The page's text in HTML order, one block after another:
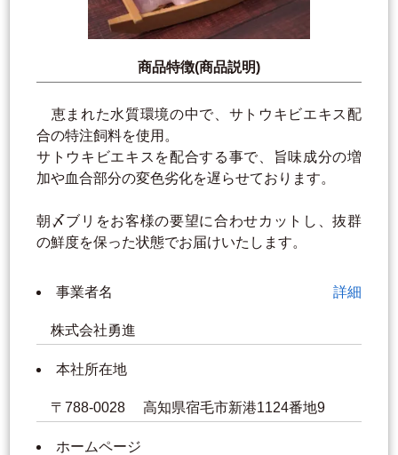
商品特徴(商品説明)
恵まれた水質環境の中で、サトウキビエキス配
合の特注飼料を使用。
サトウキビエキスを配合する事で、旨味成分の増
加や血合部分の変色劣化を遅らせております。
朝〆ブリをお客様の要望に合わせカットし、抜群
の鮮度を保った状態でお届けいたします。
事業者名 詳細
株式会社勇進
本社所在地
〒788-0028 高知県宿毛市新港1124番地9
ホームページ